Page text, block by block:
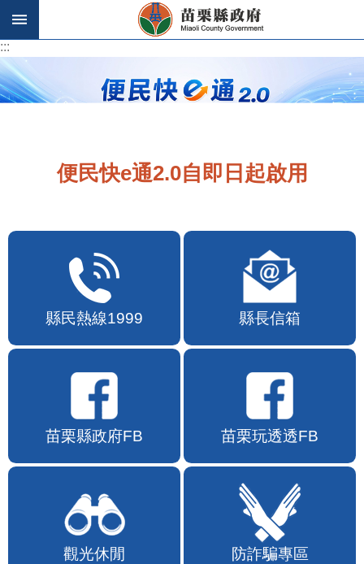
跳到主要內容區塊
:::
:::
便民快e通2.0自即日起啟用
縣民熱線1999 縣長信箱
苗栗縣政府FB 苗栗玩透透FB
觀光休閒 防詐騙專區